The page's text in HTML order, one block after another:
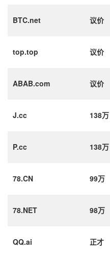
BTC.net 议价
top.top 议价
ABAB.com 议价
J.cc 138万
P.cc 138万
78.CN 99万
78.NET 98万
QQ.ai 正才